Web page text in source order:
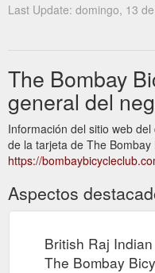
Last Update: domingo, 13
The Bombay
general del
Información del sitio web
de la tarjeta de The Bombay
https://
Aspectos
British Raj
The Bombay